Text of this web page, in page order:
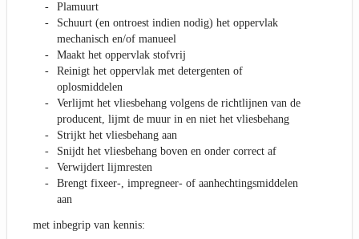
Plamuurt
Schuurt (en ontroest indien nodig) het oppervlak
mechanisch en/of manueel
Maakt het oppervlak stofvrij
Reinigt het oppervlak met detergenten of
oplosmiddelen
Verlijmt het vliesbehang volgens de richtlijnen van de
producent, lijmt de muur in en niet het vliesbehang
Strijkt het vliesbehang aan
Snijdt het vliesbehang boven en onder correct af
Verwijdert lijmresten
Brengt fixeer-, impregneer- of aanhechtingsmiddelen
aan
met inbegrip van kennis: